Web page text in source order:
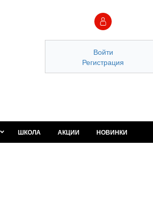
Войти
Регистрация
ШКОЛА АКЦИИ НОВИНКИ